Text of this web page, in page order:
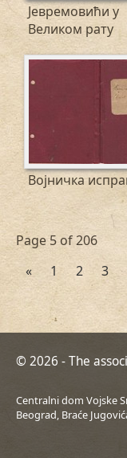
Јевремовићи у
Великом рату
Војничка
Page 5 of 206
«
1 2 3
© 2026 - The
Centralni dom Vojske
Beograd, Braće